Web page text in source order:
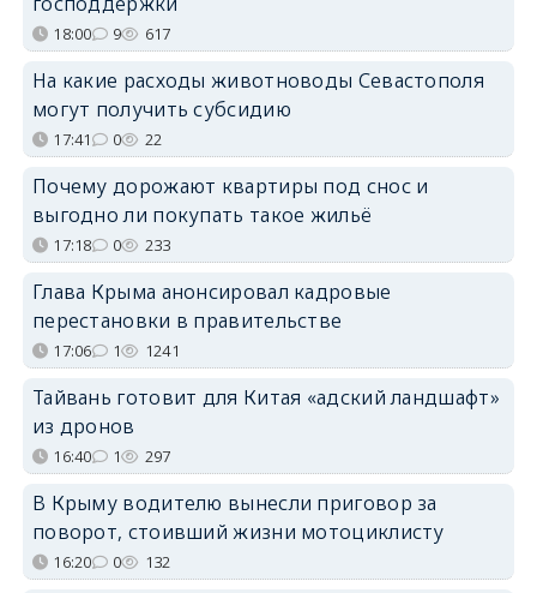
18:00 9 617
На какие расходы животноводы Севастополя
могут получить субсидию
17:41 0 22
Почему дорожают квартиры под снос и
выгодно ли покупать такое жильё
17:18 0 233
Глава Крыма анонсировал кадровые
перестановки в правительстве
17:06 1 1241
Тайвань готовит для Китая «адский ландшафт»
из дронов
16:40 1 297
В Крыму водителю вынесли приговор за
поворот, стоивший жизни мотоциклисту
16:20 0 132